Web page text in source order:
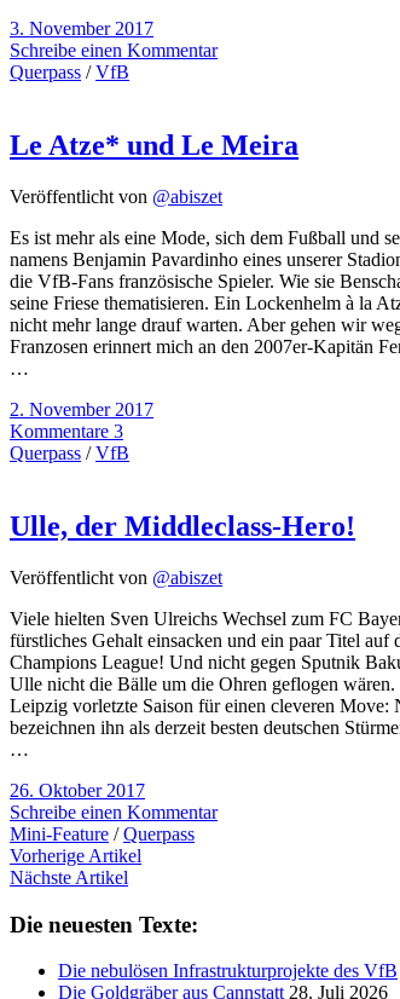
3. November 2017
Schreibe einen Kommentar
Querpass /VfB
Le Atze* und Le Meira
Veröffentlicht von @abiszet
Es ist mehr als eine Mode, sich dem Fußball und
namens Benjamin Pavardinho eines unserer
die VfB-Fans französische Spieler. Wie sie
seine Friese thematisieren. Ein Lockenhelm à la
nicht mehr lange drauf warten. Aber gehen wir
Franzosen erinnert mich an den 2007er-Kapitän
…
2. November 2017
Kommentare 3
Querpass /VfB
Ulle, der Middleclass-Hero!
Veröffentlicht von @abiszet
Viele hielten Sven Ulreichs Wechsel zum FC
fürstliches Gehalt einsacken und ein paar Titel
Champions League! Und nicht gegen Sputnik
Ulle nicht die Bälle um die Ohren geflogen
Leipzig vorletzte Saison für einen cleveren
bezeichnen ihn als derzeit besten deutschen
…
26. Oktober 2017
Schreibe einen Kommentar
Mini-Feature /Querpass
Vorherige Artikel
Nächste Artikel
Die neuesten Texte:
Die nebulösen Infrastrukturprojekte des VfB
Die Goldgräber aus Cannstatt 28. Juli 2026